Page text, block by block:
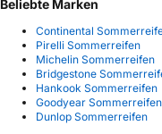
Beliebte Marken
Continental
Pirelli Sommerreifen
Michelin Sommerreifen
Bridgestone
Hankook Sommerreifen
Goodyear Sommerreifen
Dunlop Sommerreifen